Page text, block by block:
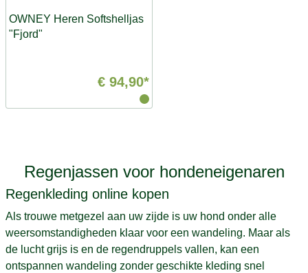
OWNEY Heren Softshelljas
"Fjord"
€ 94,90*
Regenjassen voor hondeneigenaren
Regenkleding online kopen
Als trouwe metgezel aan uw zijde is uw hond onder alle
weersomstandigheden klaar voor een wandeling. Maar als
de lucht grijs is en de regendruppels vallen, kan een
ontspannen wandeling zonder geschikte kleding snel